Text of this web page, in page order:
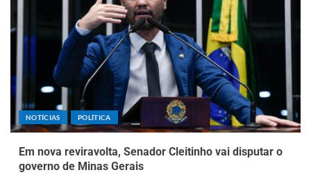
NOTÍCIAS POLÍTICA
Em nova reviravolta, Senador Cleitinho vai disputar o
governo de Minas Gerais